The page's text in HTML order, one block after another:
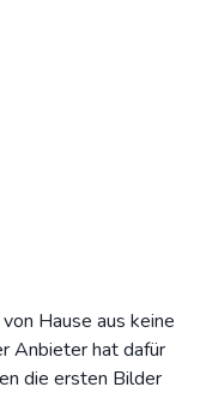
Hause aus keine
Anbieter hat dafür
die ersten Bilder